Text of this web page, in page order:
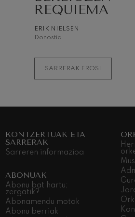
INFORMAZIO
REQUIEMA
ERIK NIELSEN
Donostia
SARRERAK EROSI
KONTZERTUAK ETA
SARRERAK
Sarreren informazioa
ABONUAK
Abonu bat hartu;
zergatik?
Abonamendu motak
Abonu berriak